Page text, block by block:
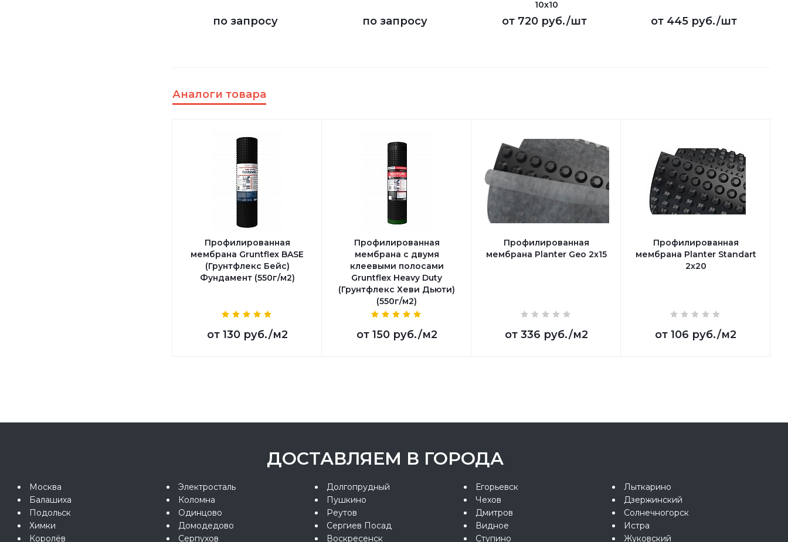
по запросу по запросу
10x10
от 720 руб./шт от 445 руб./шт
Аналоги товара
Профилированная
мембрана Gruntflex BASE
(Грунтфлекс Бейс)
Фундамент (550г/м2)
от 130 руб./м2
Профилированная
мембрана с двумя
клеевыми полосами
Gruntflex Heavy Duty
(Грунтфлекс Хеви Дьюти)
(550г/м2)
от 150 руб./м2
Профилированная
мембрана Planter Geo 2х15
от 336 руб./м2
Профилированная
мембрана Planter Standart
2х20
от 106 руб./м2
ДОСТАВЛЯЕМ В ГОРОДА
Москва
Балашиха
Подольск
Химки
Королёв
Электросталь
Коломна
Одинцово
Домодедово
Серпухов
Долгопрудный
Пушкино
Реутов
Сергиев Посад
Воскресенск
Егорьевск
Чехов
Дмитров
Видное
Ступино
Лыткарино
Дзержинский
Солнечногорск
Истра
Жуковский